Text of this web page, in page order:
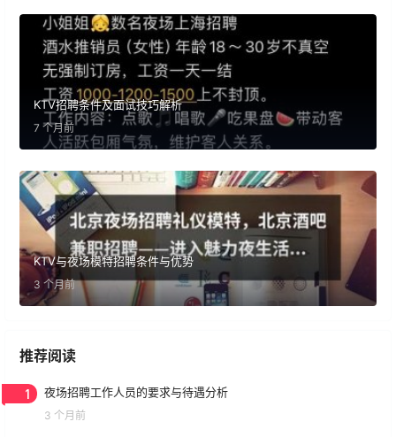
KTV招聘条件及面试技巧解析
7 个月前
KTV与夜场模特招聘条件与优势
3 个月前
推荐阅读
1 夜场招聘工作人员的要求与待遇分析
3 个月前